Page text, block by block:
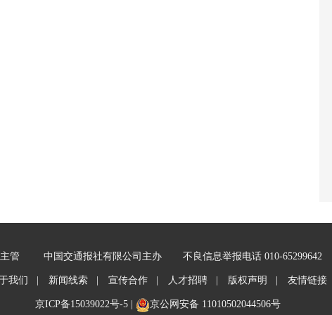
管 中国交通报社有限公司主办 不良信息举报电话 010-65299642
我们 | 新闻线索 | 宣传合作 | 人才招聘 | 版权声明 | 友情链接
京ICP备15039022号-5| 京公网安备 11010502044506号